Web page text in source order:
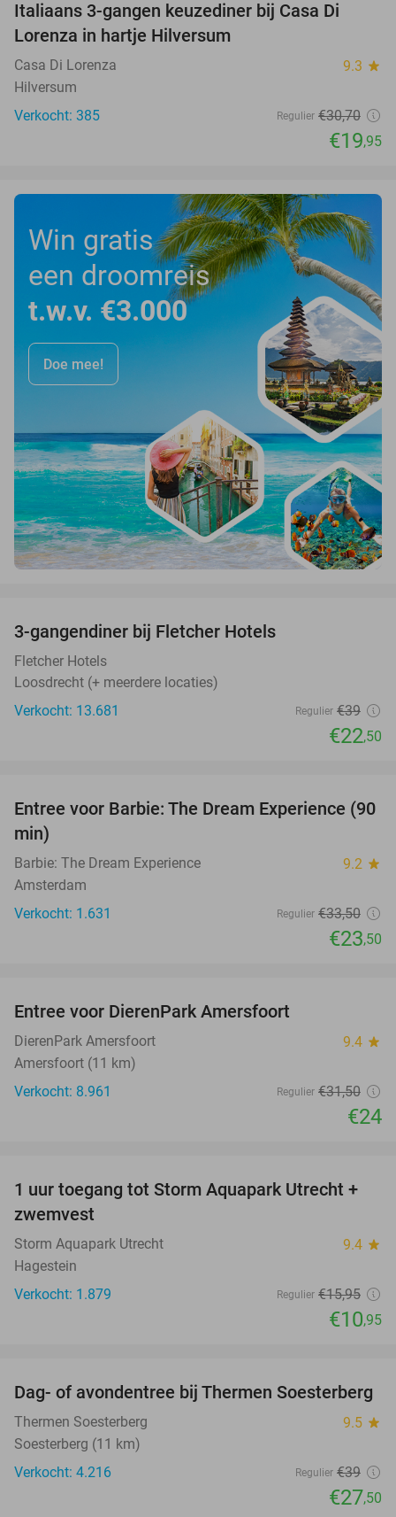
Italiaans 3-gangen keuzediner bij Casa Di
Lorenza in hartje Hilversum
Casa Di Lorenza 9.3 star
Hilversum
Verkocht: 385
Regulier €30,70
€19,95
Win gratis
een droomreis
t.w.v. €3.000
Doe mee!
3-gangendiner bij Fletcher Hotels
Fletcher Hotels
Loosdrecht (+ meerdere locaties)
Verkocht: 13.681
Regulier €39
€22,50
30%
Entree voor Barbie: The Dream Experience (90
min)
Barbie: The Dream Experience 9.2 star
Amsterdam
Verkocht: 1.631
Regulier €33,50
€23,50
Entree voor DierenPark Amersfoort
DierenPark Amersfoort 9.4 star
Amersfoort (11 km)
Verkocht: 8.961
Regulier €31,50
€24
31%
1 uur toegang tot Storm Aquapark Utrecht +
zwemvest
Storm Aquapark Utrecht 9.4 star
Hagestein
Verkocht: 1.879
Regulier €15,95
€10,95
29%
Dag- of avondentree bij Thermen Soesterberg
Thermen Soesterberg 9.5 star
Soesterberg (11 km)
Verkocht: 4.216
Regulier €39
€27,50